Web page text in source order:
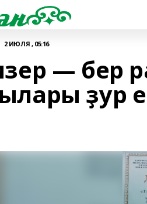
2 ИЮЛЯ , 05:16
— бер
ҙур